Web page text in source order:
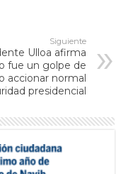
Siguiente
Ulloa afirma
fue un golpe de
accionar normal
presidencial